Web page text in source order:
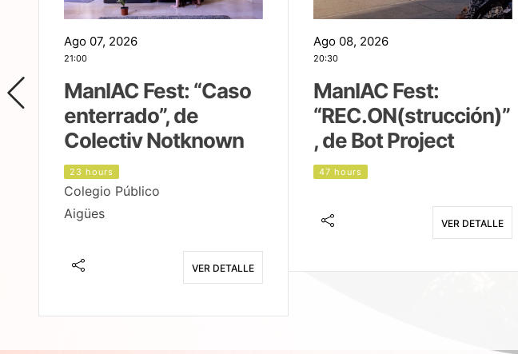
Ago 07, 2026
21:00
ManIAC Fest: “Caso
enterrado”, de
Colectiv Notknown
23 hours
Colegio Público
Aigües
VER DETALLE
Ago 08, 2026
20:30
ManIAC Fest:
“REC.ON(strucción)”
, de Bot Project
47 hours
VER DETALLE